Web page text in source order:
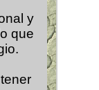
y
que